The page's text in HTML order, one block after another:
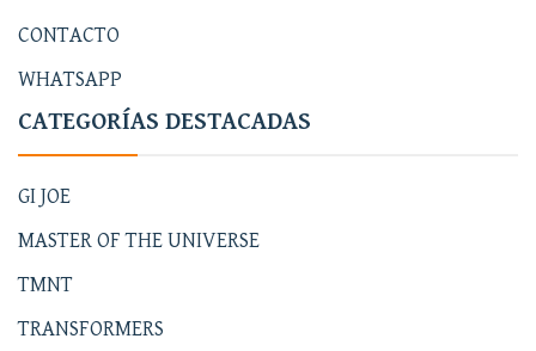
CONTACTO
WHATSAPP
CATEGORÍAS DESTACADAS
GI JOE
MASTER OF THE UNIVERSE
TMNT
TRANSFORMERS